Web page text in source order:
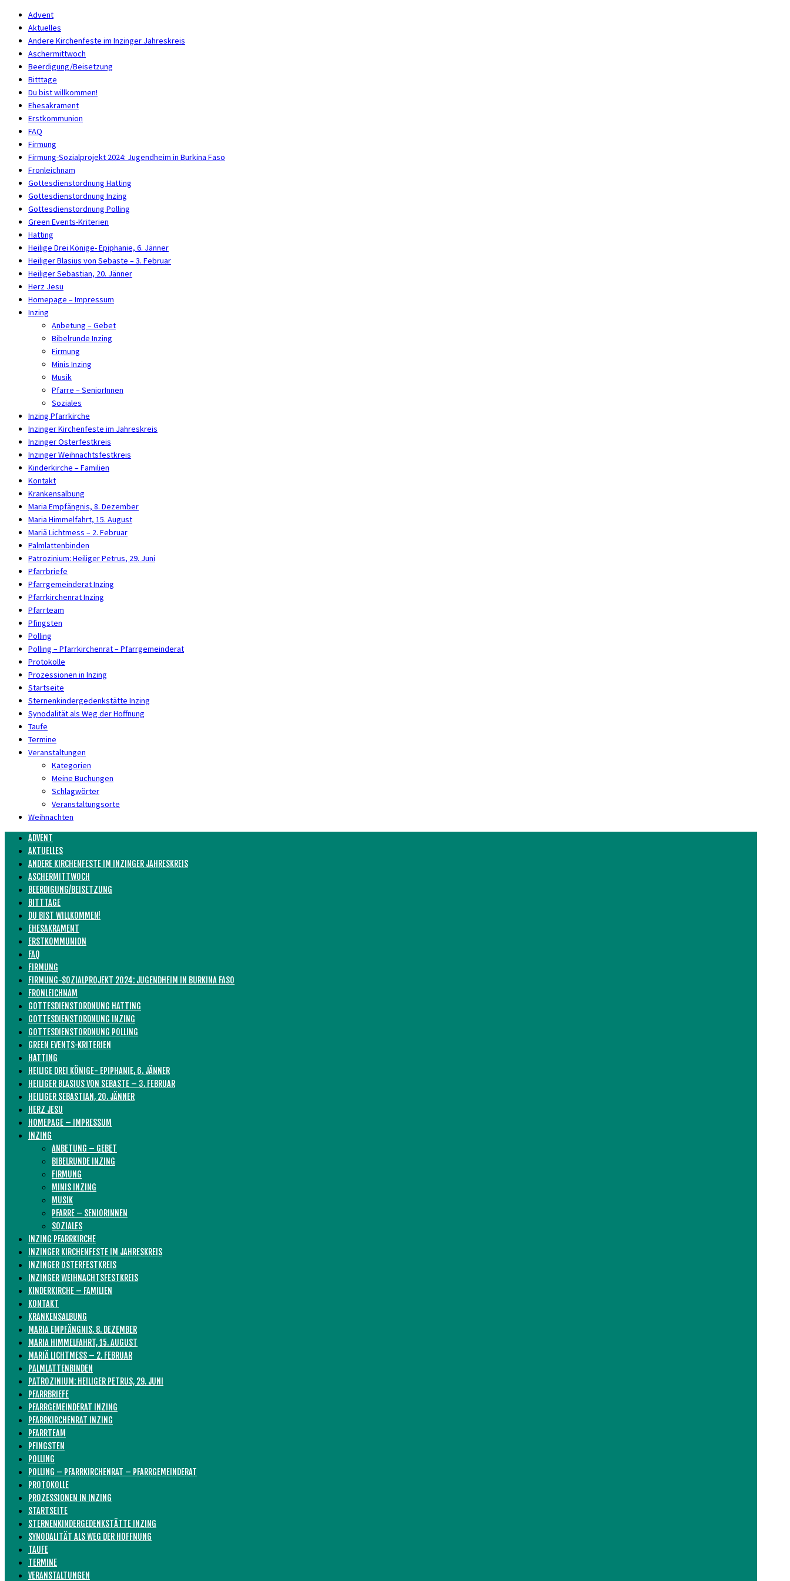
Advent
Aktuelles
Andere Kirchenfeste im Inzinger Jahreskreis
Aschermittwoch
Beerdigung/Beisetzung
Bitttage
Du bist willkommen!
Ehesakrament
Erstkommunion
FAQ
Firmung
Firmung-Sozialprojekt 2024: Jugendheim in Burkina Faso
Fronleichnam
Gottesdienstordnung Hatting
Gottesdienstordnung Inzing
Gottesdienstordnung Polling
Green Events-Kriterien
Hatting
Heilige Drei Könige- Epiphanie, 6. Jänner
Heiliger Blasius von Sebaste – 3. Februar
Heiliger Sebastian, 20. Jänner
Herz Jesu
Homepage – Impressum
Inzing
Anbetung – Gebet
Bibelrunde Inzing
Firmung
Minis Inzing
Musik
Pfarre – SeniorInnen
Soziales
Inzing Pfarrkirche
Inzinger Kirchenfeste im Jahreskreis
Inzinger Osterfestkreis
Inzinger Weihnachtsfestkreis
Kinderkirche – Familien
Kontakt
Krankensalbung
Maria Empfängnis, 8. Dezember
Maria Himmelfahrt, 15. August
Mariä Lichtmess – 2. Februar
Palmlattenbinden
Patrozinium: Heiliger Petrus, 29. Juni
Pfarrbriefe
Pfarrgemeinderat Inzing
Pfarrkirchenrat Inzing
Pfarrteam
Pfingsten
Polling
Polling – Pfarrkirchenrat – Pfarrgemeinderat
Protokolle
Prozessionen in Inzing
Startseite
Sternenkindergedenkstätte Inzing
Synodalität als Weg der Hoffnung
Taufe
Termine
Veranstaltungen
Kategorien
Meine Buchungen
Schlagwörter
Veranstaltungsorte
Weihnachten
ADVENT
AKTUELLES
ANDERE KIRCHENFESTE IM INZINGER JAHRESKREIS
ASCHERMITTWOCH
BEERDIGUNG/BEISETZUNG
BITTTAGE
DU BIST WILLKOMMEN!
EHESAKRAMENT
ERSTKOMMUNION
FAQ
FIRMUNG
FIRMUNG-SOZIALPROJEKT 2024: JUGENDHEIM IN BURKINA FASO
FRONLEICHNAM
GOTTESDIENSTORDNUNG HATTING
GOTTESDIENSTORDNUNG INZING
GOTTESDIENSTORDNUNG POLLING
GREEN EVENTS-KRITERIEN
HATTING
HEILIGE DREI KÖNIGE- EPIPHANIE, 6. JÄNNER
HEILIGER BLASIUS VON SEBASTE – 3. FEBRUAR
HEILIGER SEBASTIAN, 20. JÄNNER
HERZ JESU
HOMEPAGE – IMPRESSUM
INZING
ANBETUNG – GEBET
BIBELRUNDE INZING
FIRMUNG
MINIS INZING
MUSIK
PFARRE – SENIORINNEN
SOZIALES
INZING PFARRKIRCHE
INZINGER KIRCHENFESTE IM JAHRESKREIS
INZINGER OSTERFESTKREIS
INZINGER WEIHNACHTSFESTKREIS
KINDERKIRCHE – FAMILIEN
KONTAKT
KRANKENSALBUNG
MARIA EMPFÄNGNIS, 8. DEZEMBER
MARIA HIMMELFAHRT, 15. AUGUST
MARIÄ LICHTMESS – 2. FEBRUAR
PALMLATTENBINDEN
PATROZINIUM: HEILIGER PETRUS, 29. JUNI
PFARRBRIEFE
PFARRGEMEINDERAT INZING
PFARRKIRCHENRAT INZING
PFARRTEAM
PFINGSTEN
POLLING
POLLING – PFARRKIRCHENRAT – PFARRGEMEINDERAT
PROTOKOLLE
PROZESSIONEN IN INZING
STARTSEITE
STERNENKINDERGEDENKSTÄTTE INZING
SYNODALITÄT ALS WEG DER HOFFNUNG
TAUFE
TERMINE
VERANSTALTUNGEN